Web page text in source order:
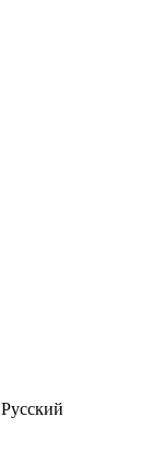
Русский